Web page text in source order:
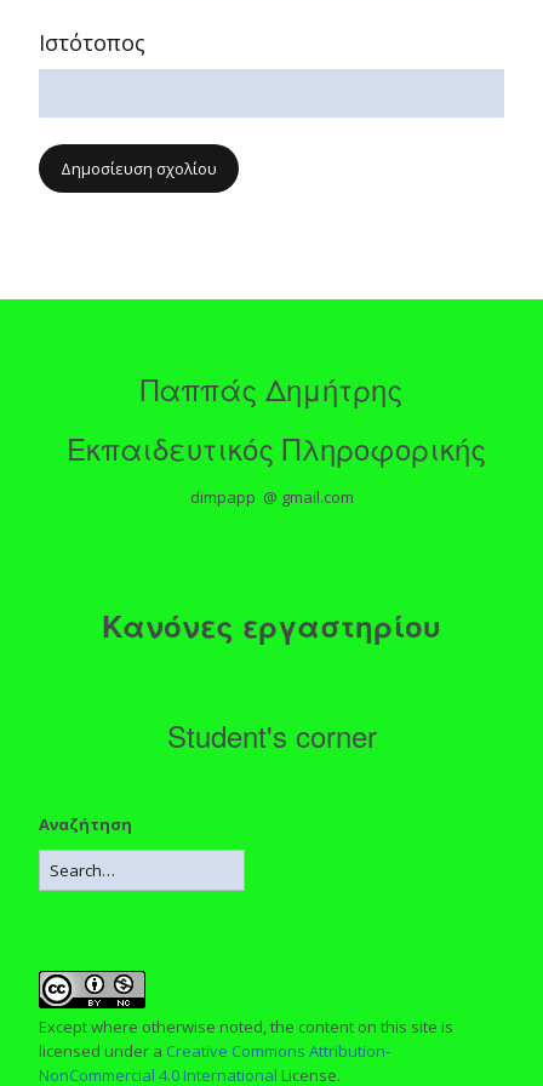
Ιστότοπος
Παππάς Δημήτρης
Εκπαιδευτικός Πληροφορικής
dimpapp @ gmail.com
Κανόνες εργαστηρίου
Student's corner
Αναζήτηση
Except where otherwise noted, the content on this site is
licensed under a Creative Commons Attribution-
NonCommercial 4.0 International License.